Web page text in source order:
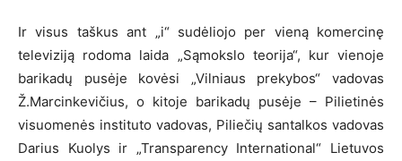
Ir visus taškus ant „i“ sudėliojo per vieną komercinę
televiziją rodoma laida „Sąmokslo teorija“, kur vienoje
barikadų pusėje kovėsi „Vilniaus prekybos“ vadovas
Ž.Marcinkevičius, o kitoje barikadų pusėje – Pilietinės
visuomenės instituto vadovas, Piliečių santalkos vadovas
Darius Kuolys ir „Transparency International“ Lietuvos